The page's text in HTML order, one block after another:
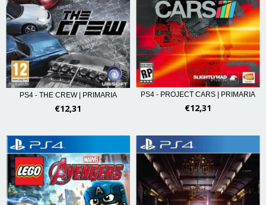
PS4 - THE CREW | PRIMARIA
€12,31
PS4 - PROJECT CARS | PRIMARIA
€12,31